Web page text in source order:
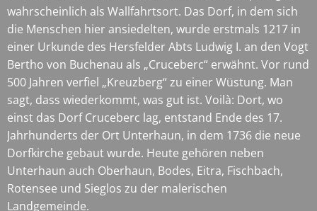
wahrscheinlich als Wallfahrtsort. Das Dorf, in dem sich
die Menschen hier ansiedelten, wurde erstmals 1217 in
einer Urkunde des Hersfelder Abts Ludwig I. an den Vogt
Bertho von Buchenau als „Cruceberc“ erwähnt. Vor rund
500 Jahren verfiel „Kreuzberg“ zu einer Wüstung. Man
sagt, dass wiederkommt, was gut ist. Voilà: Dort, wo
einst das Dorf Cruceberc lag, entstand Ende des 17.
Jahrhunderts der Ort Unterhaun, in dem 1736 die neue
Dorfkirche gebaut wurde. Heute gehören neben
Unterhaun auch Oberhaun, Bodes, Eitra, Fischbach,
Rotensee und Sieglos zu der malerischen
Landgemeinde.